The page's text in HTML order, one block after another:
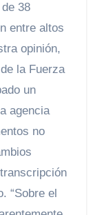
38
entre altos
opinión,
la Fuerza
un
agencia
no
“Sobre el